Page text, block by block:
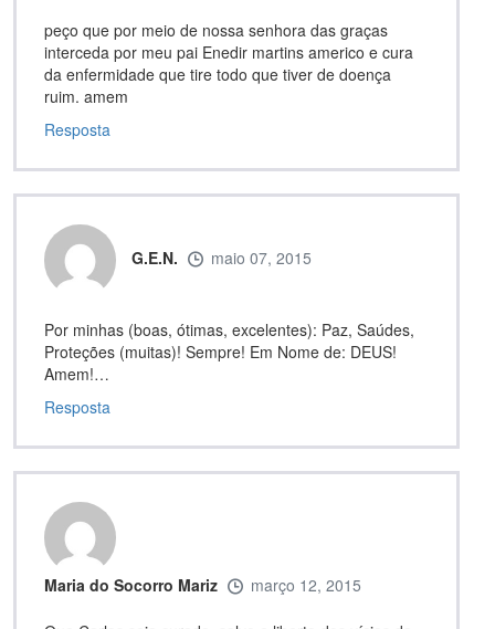
peço que por meio de nossa senhora das graças
interceda por meu pai Enedir martins americo e cura
da enfermidade que tire todo que tiver de doença
ruim. amem
Resposta
G.E.N. maio 07, 2015
Por minhas (boas, ótimas, excelentes): Paz, Saúdes,
Proteções (muitas)! Sempre! Em Nome de: DEUS!
Amem!…
Resposta
Maria do Socorro Mariz março 12, 2015